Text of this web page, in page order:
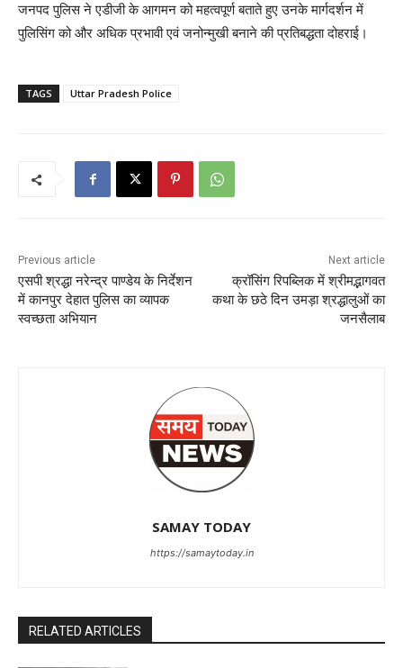
जनपद पुलिस ने एडीजी के आगमन को महत्वपूर्ण बताते हुए उनके मार्गदर्शन में
पुलिसिंग को और अधिक प्रभावी एवं जनोन्मुखी बनाने की प्रतिबद्धता दोहराई।
TAGS Uttar Pradesh Police
Previous article
एसपी श्रद्धा नरेन्द्र पाण्डेय के निर्देशन
में कानपुर देहात पुलिस का व्यापक
स्वच्छता अभियान
Next article
क्रॉसिंग रिपब्लिक में श्रीमद्भागवत
कथा के छठे दिन उमड़ा श्रद्धालुओं का
जनसैलाब
SAMAY TODAY
https://samaytoday.in
RELATED ARTICLES